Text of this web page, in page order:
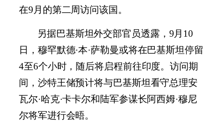
在9月的第二周访问该国。
另据巴基斯坦外交部官员透露，9月10
日，穆罕默德·本·萨勒曼或将在巴基斯坦停留
4至6个小时，随后将启程前往印度。访问期
间，沙特王储预计将与巴基斯坦看守总理安
瓦尔·哈克·卡卡尔和陆军参谋长阿西姆·穆尼
尔将军进行会晤。